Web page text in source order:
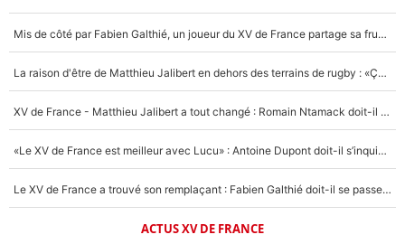
Mis de côté par Fabien Galthié, un joueur du XV de France partage sa frustration : «ils ne me l’ont pas dit tout de suite»
La raison d'être de Matthieu Jalibert en dehors des terrains de rugby : «Ça m'atteint autant que si tu touches à un membre de ma famille»
XV de France - Matthieu Jalibert a tout changé : Romain Ntamack doit-il s’inquiéter pour sa place à un an de la Coupe du monde ?
«Le XV de France est meilleur avec Lucu» : Antoine Dupont doit-il s’inquiéter pour sa place ?
Le XV de France a trouvé son remplaçant : Fabien Galthié doit-il se passer d'Antoine Dupont ?
ACTUS XV DE FRANCE